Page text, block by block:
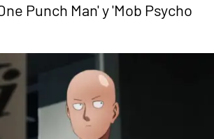
Punch Man' y 'Mob Psycho